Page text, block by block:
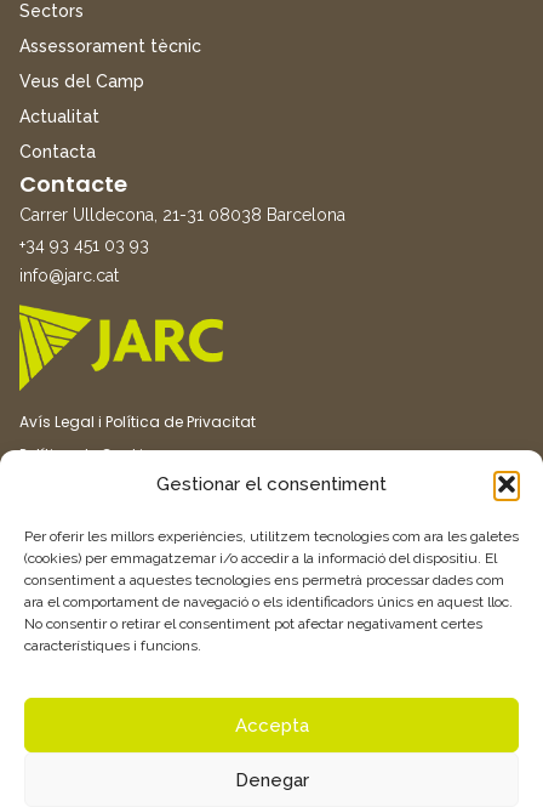
Gestionar el consentiment
Per oferir les millors experiències, utilitzem tecnologies com ara les galetes
(cookies) per emmagatzemar i/o accedir a la informació del dispositiu. El
consentiment a aquestes tecnologies ens permetrà processar dades com
ara el comportament de navegació o els identificadors únics en aquest lloc.
No consentir o retirar el consentiment pot afectar negativament certes
característiques i funcions.
Accepta
Denegar
Sectors
Assessorament tècnic
Veus del Camp
Actualitat
Contacta
Contacte
Carrer Ulldecona, 21-31 08038 Barcelona
+34 93 451 03 93
info@jarc.cat
Avís Legal i Política de Privacitat
Política de Cookies
Vull rebre més informació